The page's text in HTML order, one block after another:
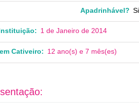
Apadrinhável?
1 de Janeiro de 2014
Cativeiro: 12 ano(s) e 7 mês(es)